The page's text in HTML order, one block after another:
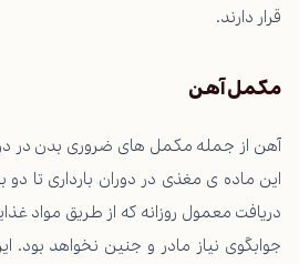
قرار دارند.
مکمل آهن
آهن از جمله مکمل های ضروری بدن در
این ماده ی مغذی در دوران بارداری تا دو
دریافت معمول روزانه که از طریق مواد
جوابگوی نیاز مادر و جنین نخواهد بود.